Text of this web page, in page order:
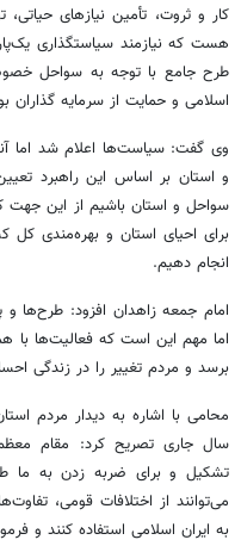
کار و ثروت، تأمین نیازهای
هست که نیازمند سیاستگذاری
طرح جامع با توجه به سواحل
اسلامی و حمایت از سرمایه
وی گفت: سیاست‌ها اعلام شد
و استان بر اساس این راهبرد
سواحل و استان باشیم از این جهت
برای احیای استان و بهره‌مندی کل
انجام دهیم.
امام جمعه زاهدان افزود: طرح‌ها
اما مهم این است که فعالیت‌ها با
برسد و مردم تغییر را در زندگی
محامی با اشاره به دیدار مردم
سال جاری تصریح کرد: مقام
تشکیل و برای ضربه زدن به ما
می‌توانند از اختلافات قومی،
به ایران اسلامی استفاده کنند و